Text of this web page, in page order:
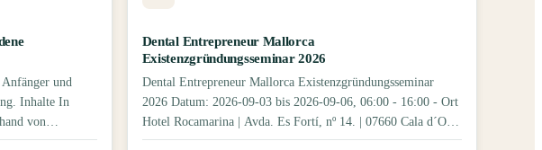
und
Inhalte In
von
verschiedene
Dental Entrepreneur Mallorca
Existenzgründungsseminar 2026
Dental Entrepreneur Mallorca Existenzgründungsseminar
2026 Datum: 2026-09-03 bis 2026-09-06, 06:00 - 16:00 - Ort
Hotel Rocamarina | Avda. Es Fortí, nº 14. | 07660 Cala d´Or,
Islas Baleares, Mallorca Format: in_person - Preis 503.36